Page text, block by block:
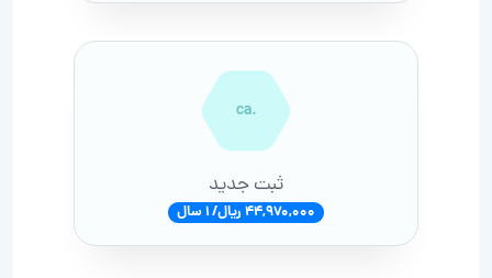
.ca
ثبت جدید
44,970,000 ریال/ 1 سال